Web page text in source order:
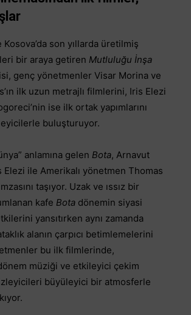
son yıllarda üretilmiş
bir araya getiren Mutluluğu İnşa
genç yönetmenler Visar Morina ve
ilk uzun metrajlı filmlerini, Iris Elezi
ise ilk ortak yapımlarını
buluşturuyor.
anlamına gelen Bota, Arnavut
Elezi ile Amerikalı yönetmen Thomas
taşıyor. Uzak ve ıssız bir
kafe Bota dönemin siyasi
yansıtırken aynı zamanda
alanın çarpıcı betimlemelerini
bu ilk filmlerinde,
müziği ve etkileyici çekim
büyüleyici bir atmosferle